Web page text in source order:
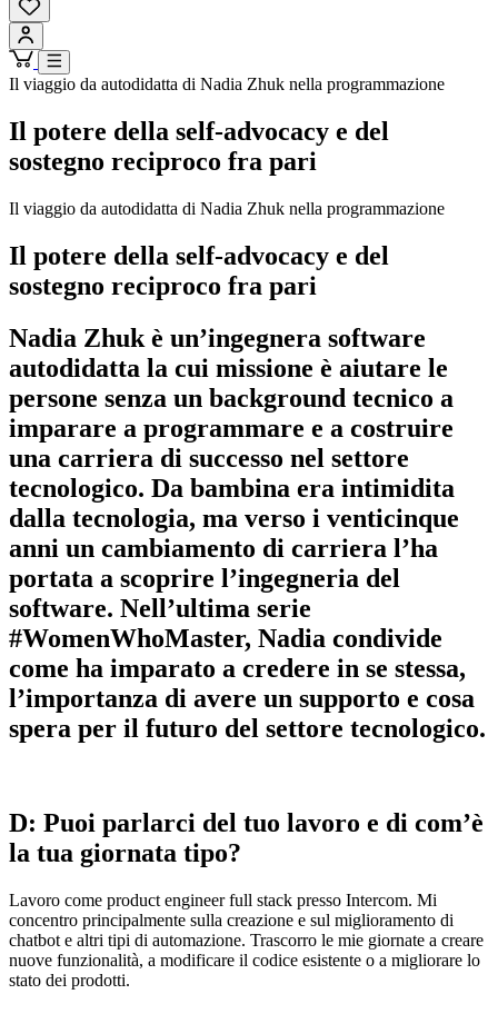
Il viaggio da autodidatta di Nadia Zhuk nella programmazione
Il potere della self-advocacy e del
sostegno reciproco fra pari
Il viaggio da autodidatta di Nadia Zhuk nella programmazione
Il potere della self-advocacy e del
sostegno reciproco fra pari
Nadia Zhuk è un’ingegnera software
autodidatta la cui missione è aiutare le
persone senza un background tecnico a
imparare a programmare e a costruire
una carriera di successo nel settore
tecnologico. Da bambina era intimidita
dalla tecnologia, ma verso i venticinque
anni un cambiamento di carriera l’ha
portata a scoprire l’ingegneria del
software. Nell’ultima serie
#WomenWhoMaster, Nadia condivide
come ha imparato a credere in se stessa,
l’importanza di avere un supporto e cosa
spera per il futuro del settore tecnologico.
D: Puoi parlarci del tuo lavoro e di com’è
la tua giornata tipo?
Lavoro come product engineer full stack presso Intercom. Mi
concentro principalmente sulla creazione e sul miglioramento di
chatbot e altri tipi di automazione. Trascorro le mie giornate a creare
nuove funzionalità, a modificare il codice esistente o a migliorare lo
stato dei prodotti.